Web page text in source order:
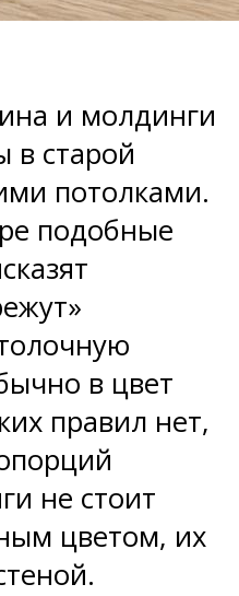
и молдинги
в старой
потолками.
подобные
в цвет
правил нет,
не стоит
цветом, их